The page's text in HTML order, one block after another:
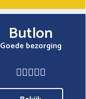
Butlon
Goede bezorging